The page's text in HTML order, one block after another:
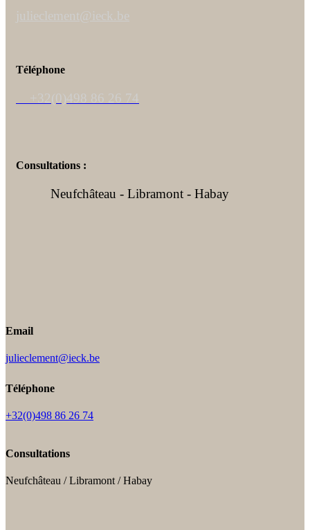
julieclement@ieck.be
Téléphone
+32(0)498 86 26 74
Consultations :
Neufchâteau - Libramont - Habay
Email
julieclement@ieck.be
Téléphone
+32(0)498 86 26 74
Consultations
Neufchâteau / Libramont / Habay